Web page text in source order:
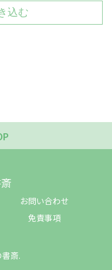
込む
お問い合わせ
免責事項
斎.